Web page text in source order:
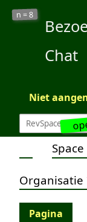
n =8
Chat
Niet
Space
Organisatie
Pagina